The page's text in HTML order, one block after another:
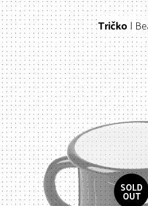
Tričko|